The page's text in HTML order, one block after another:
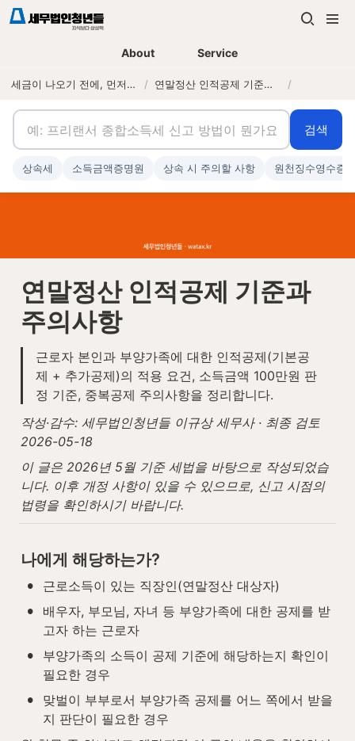
About Service
세금이 나오기 전에, 먼저 연락하는 세무법인 / 연말정산 인적공제 기준과 주의사항 /
연말정산 인적공제 기준과
주의사항
근로자 본인과 부양가족에 대한 인적공제(기본공
제 + 추가공제)의 적용 요건, 소득금액 100만원 판
정 기준, 중복공제 주의사항을 정리합니다.
작성·감수: 세무법인청년들 이규상 세무사 · 최종 검토
2026-05-18
이 글은 2026년 5월 기준 세법을 바탕으로 작성되었습
니다. 이후 개정 사항이 있을 수 있으므로, 신고 시점의
법령을 확인하시기 바랍니다.
나에게 해당하는가?
• 근로소득이 있는 직장인(연말정산 대상자)
•
배우자, 부모님, 자녀 등 부양가족에 대한 공제를 받
고자 하는 근로자
•
부양가족의 소득이 공제 기준에 해당하는지 확인이
필요한 경우
•
맞벌이 부부로서 부양가족 공제를 어느 쪽에서 받을
지 판단이 필요한 경우
검색
상속세 소득금액증명원 상속 시 주의할 사항 원천징수영수증